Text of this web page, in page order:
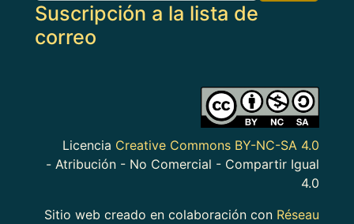
Suscripción a la lista de
correo
Licencia Creative Commons BY-NC-SA 4.0
- Atribución - No Comercial - Compartir Igual
4.0
Sitio web creado en colaboración con Réseau